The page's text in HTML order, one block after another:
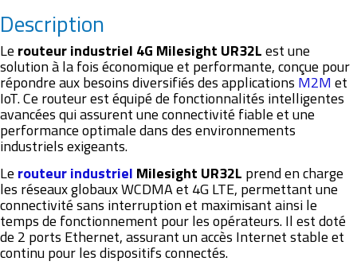
Description
Le routeur industriel 4G Milesight UR32Lest une
solution à la fois économique et performante, conçue pour
répondre aux besoins diversifiés des applications M2M et
IoT. Ce routeur est équipé de fonctionnalités intelligentes
avancées qui assurent une connectivité fiable et une
performance optimale dans des environnements
industriels exigeants.
Le routeur industriel Milesight UR32L prend en charge
les réseaux globaux WCDMA et 4G LTE, permettant une
connectivité sans interruption et maximisant ainsi le
temps de fonctionnement pour les opérateurs. Il est doté
de 2 ports Ethernet, assurant un accès Internet stable et
continu pour les dispositifs connectés.